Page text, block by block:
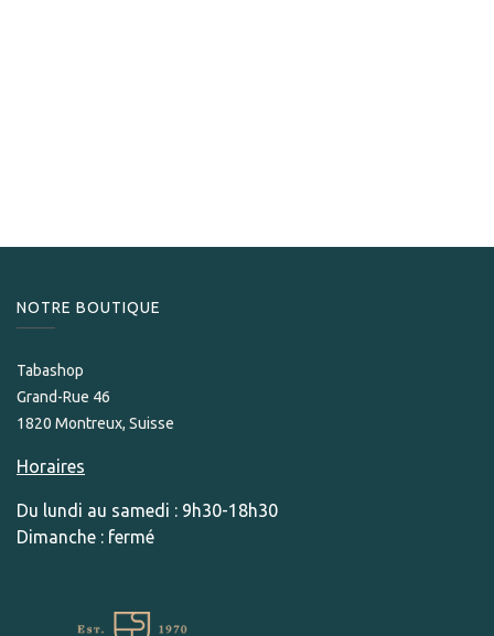
NOTRE BOUTIQUE
Tabashop
Grand-Rue 46
1820 Montreux, Suisse
Horaires
Du lundi au samedi : 9h30-18h30
Dimanche : fermé